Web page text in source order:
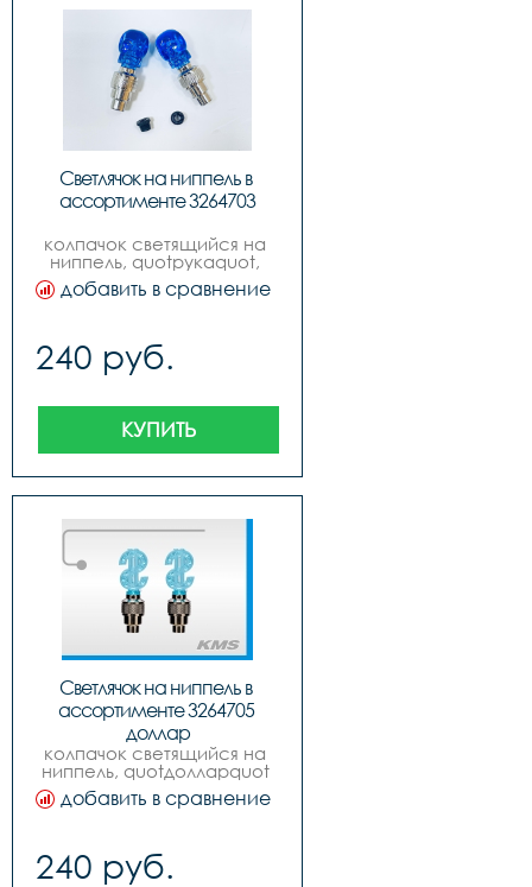
Светлячок на ниппель в
ассортименте 3264703
колпачок светящийся на
ниппель, quotрукаquot,
инд. упак. блистер,
русский дизайн, бренд
добавить в сравнение
240 руб.
КУПИТЬ
Светлячок на ниппель в
ассортименте 3264705
доллар
колпачок светящийся на
ниппель, quotдолларquot
инд. упак. блистер,
русский дизайн, бренд
добавить в сравнение
240 руб.